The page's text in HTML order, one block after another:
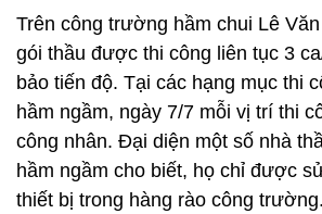
Trên công trường hầm chui Lê
gói thầu được thi công liên tục 3
bảo tiến độ. Tại các hạng mục thi
hầm ngầm, ngày 7/7 mỗi vị trí thi
công nhân. Đại diện một số nhà
hầm ngầm cho biết, họ chỉ được
thiết bị trong hàng rào công